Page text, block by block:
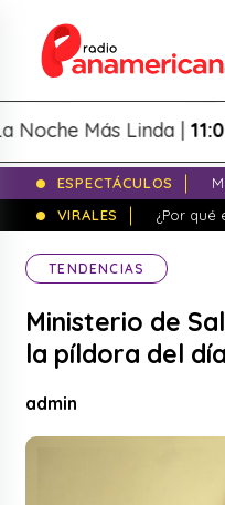
Más Linda |
ESPECTÁCULOS
VIRALES
¿Por qué
TENDENCIAS
Ministerio de
la píldora del
admin